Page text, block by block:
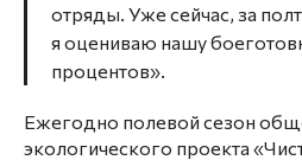
отряды. Уже сейчас, за
я оцениваю нашу
процентов».
Ежегодно полевой сезон
экологического проекта